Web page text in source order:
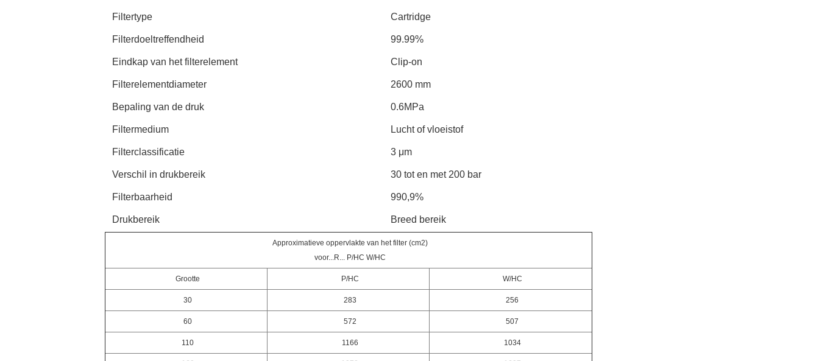
Filtertype Cartridge
Filterdoeltreffendheid 99.99%
Eindkap van het filterelement Clip-on
Filterelementdiameter 2600 mm
Bepaling van de druk 0.6MPa
Filtermedium Lucht of vloeistof
Filterclassificatie 3 μm
Verschil in drukbereik 30 tot en met 200 bar
Filterbaarheid 990,9%
Drukbereik Breed bereik
Approximatieve oppervlakte van het filter (cm2)
voor...R... P/HC W/HC
Grootte P/HC W/HC
30 283 256
60 572 507
110 1166 1034